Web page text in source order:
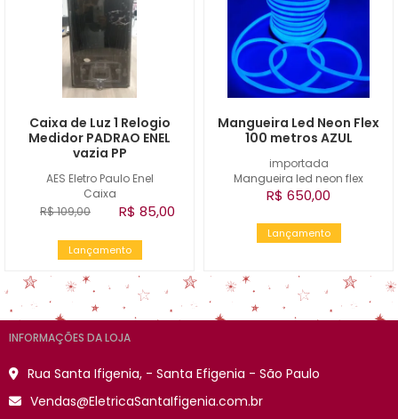
AES Eletro Paulo Enel
Caixa
Caixa de Luz 1 Relogio
Medidor PADRAO ENEL
vazia PP
R$ 109,00 R$ 85,00
Lançamento
importada
Mangueira led neon flex
Mangueira Led Neon Flex
100 metros AZUL
R$ 650,00
Lançamento
INFORMAÇÕES DA LOJA
Rua Santa Ifigenia, - Santa Efigenia - São Paulo
Vendas@EletricaSantaIfigenia.com.br